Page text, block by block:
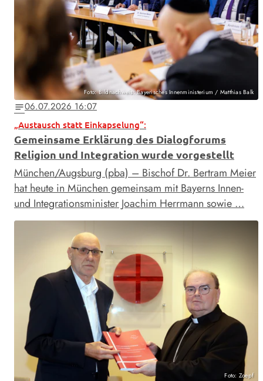
Foto: Bildnachweis: Bayerisches Innenministerium / Matthias Balk
notes06.07.2026 16:07
„Austausch statt Einkapselung“:
Gemeinsame Erklärung des Dialogforums
Religion und Integration wurde vorgestellt
München/Augsburg (pba) – Bischof Dr. Bertram Meier
hat heute in München gemeinsam mit Bayerns Innen-
und Integrationsminister Joachim Herrmann sowie …
Foto: Zoepf